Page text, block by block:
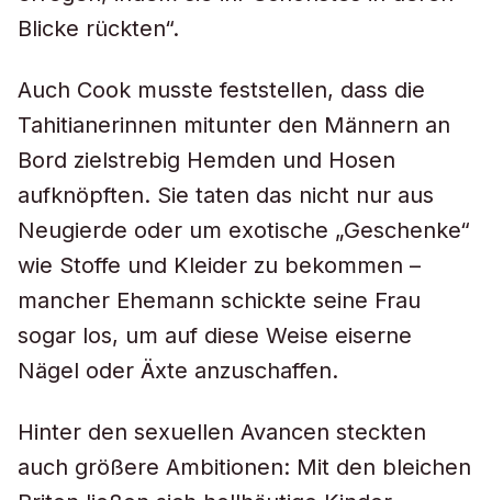
Blicke rückten“.
Auch Cook musste feststellen, dass die
Tahitianerinnen mitunter den Männern an
Bord zielstrebig Hemden und Hosen
aufknöpften. Sie taten das nicht nur aus
Neugierde oder um exotische „Geschenke“
wie Stoffe und Kleider zu bekommen –
mancher Ehemann schickte seine Frau
sogar los, um auf diese Weise eiserne
Nägel oder Äxte anzuschaffen.
Hinter den sexuellen Avancen steckten
auch größere Ambitionen: Mit den bleichen